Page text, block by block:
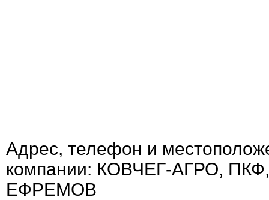
Адрес, телефон и
компании: КОВЧЕГ-АГРО,
ЕФРЕМОВ